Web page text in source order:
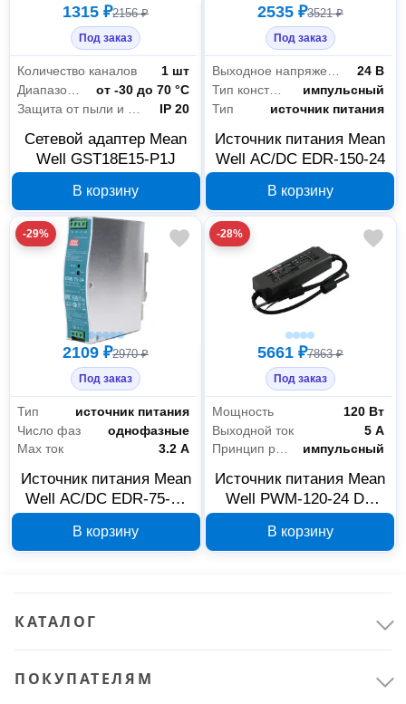
Электрика и свет 20
Устройства электропитания 8
1315 ₽2156 ₽
Под заказ
Количество каналов
1 шт
от -30 до 70 °С
IP 20
Сетевой адаптер Mean
Well GST18E15-P1J
В корзину
2535 ₽3521 ₽
Под заказ
24 В
Тип конструкции
импульсный
Тип
источник питания
Источник питания Mean
Well AC/DC EDR-150-24
В корзину
-29%
2109 ₽2970 ₽
Под заказ
Тип
источник питания
Число фаз
однофазные
Max ток
3.2 А
Источник питания Mean
Well AC/DC EDR-75-24
В корзину
-28%
5661 ₽7863 ₽
Под заказ
Мощность
120 Вт
Выходной ток
5 А
Принцип работы
импульсный
Источник питания Mean
Well PWM-120-24 DA
В корзину
КАТАЛОГ
ПОКУПАТЕЛЯМ